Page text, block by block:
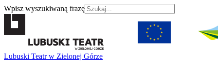
Wpisz wyszukiwaną frazę
Lubuski Teatr w Zielonej Górze